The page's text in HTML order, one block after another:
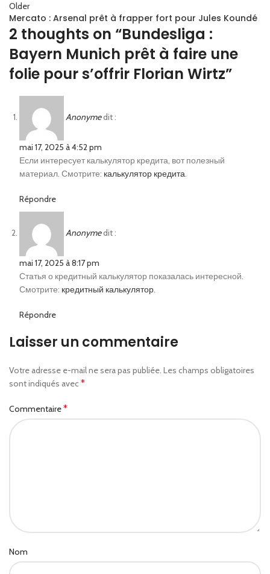
Older
Mercato : Arsenal prêt à frapper fort pour Jules Koundé
2 thoughts on “Bundesliga :
Bayern Munich prêt à faire une
folie pour s’offrir Florian Wirtz”
Anonymedit :
mai 17, 2025 à 4:52 pm
Если интересует калькулятор кредита, вот полезный
материал. Смотрите: калькулятор кредита.
Répondre
Anonymedit :
mai 17, 2025 à 8:17 pm
Статья о кредитный калькулятор показалась интересной.
Смотрите: кредитный калькулятор.
Répondre
Laisser un commentaire
Votre adresse e-mail ne sera pas publiée. Les champs obligatoires
sont indiqués avec *
Commentaire*
Nom